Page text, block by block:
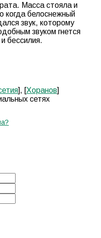
Масса стояла и
когда белоснежный
звук, которому
звуком гнется
бессилия.
], [Хоранов]
сетях